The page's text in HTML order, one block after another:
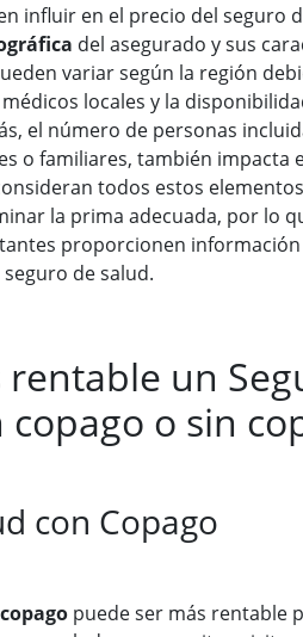
influir en el precio del seguro
del asegurado y sus
variar según la región
locales y la
el número de personas
o familiares, también impacta
todos estos
la prima adecuada, por lo
proporcionen información
de salud.
rentable un
o sin
con Copago
puede ser más rentable